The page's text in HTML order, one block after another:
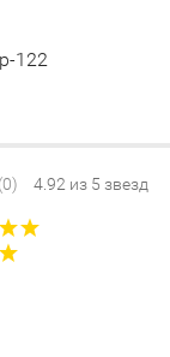
122
(0) 4.92 из 5 звезд